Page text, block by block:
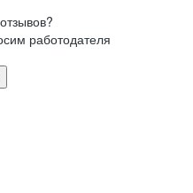
работодателя